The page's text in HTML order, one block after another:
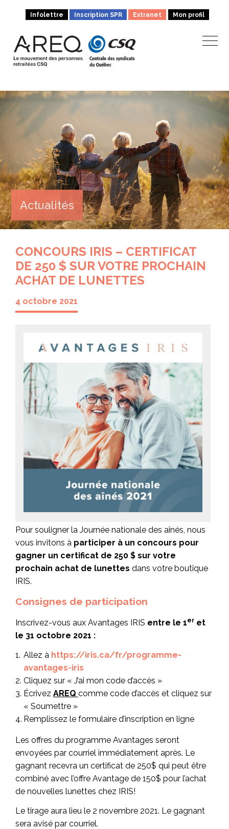
Infolettre Inscription SPR Extranet Mon profil
Actualités
CONCOURS IRIS – CERTIFICAT
DE 250 $ SUR VOTRE PROCHAIN
ACHAT DE LUNETTES
4 octobre 2021
Pour souligner la Journée nationale des aînés, nous
vous invitons à participer à un concours pour
gagner un certificat de 250 $ sur votre
prochain achat de lunettes dans votre boutique
IRIS.
Consignes de participation
Inscrivez-vous aux Avantages IRIS entre le 1er et
le 31 octobre 2021 :
Allez à https://iris.ca/fr/programme-
avantages-iris
Cliquez sur « J’ai mon code d’accès »
Écrivez AREQ comme code d’accès et cliquez sur
« Soumettre »
Remplissez le formulaire d’inscription en ligne
Les offres du programme Avantages seront
envoyées par courriel immédiatement après. Le
gagnant recevra un certificat de 250$ qui peut être
combiné avec l’offre Avantage de 150$ pour l’achat
de nouvelles lunettes chez IRIS!
Le tirage aura lieu le 2 novembre 2021. Le gagnant
sera avisé par courriel.